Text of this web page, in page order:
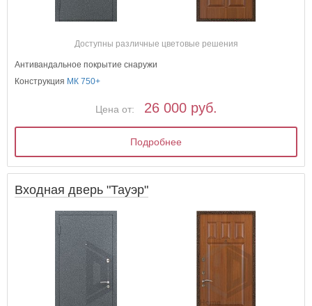
Доступны различные цветовые решения
Антивандальное покрытие снаружи
Конструкция МК 750+
Цена от: 26 000 руб.
Подробнее
Входная дверь "Тауэр"